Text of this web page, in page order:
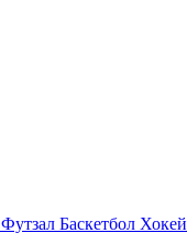
Футзал Баскетбол Хокей